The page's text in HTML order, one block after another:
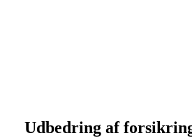
​Udbedring af